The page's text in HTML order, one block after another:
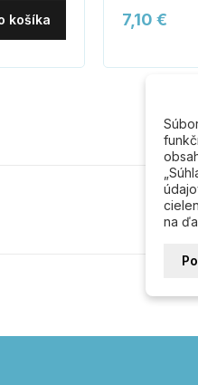
košíka 7,10 €
na